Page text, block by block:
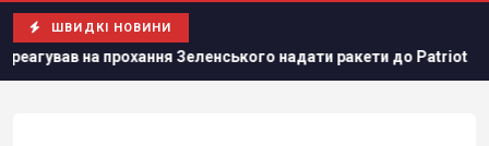
ШВИДКІ НОВИНИ
надати ракети до Patriot Атака дронів на Москву: